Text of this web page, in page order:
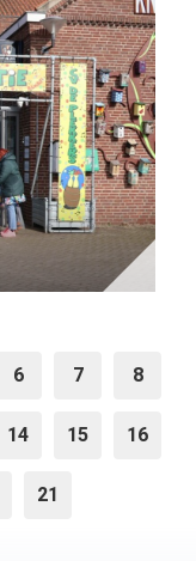
6 7 8
14 15 16
21